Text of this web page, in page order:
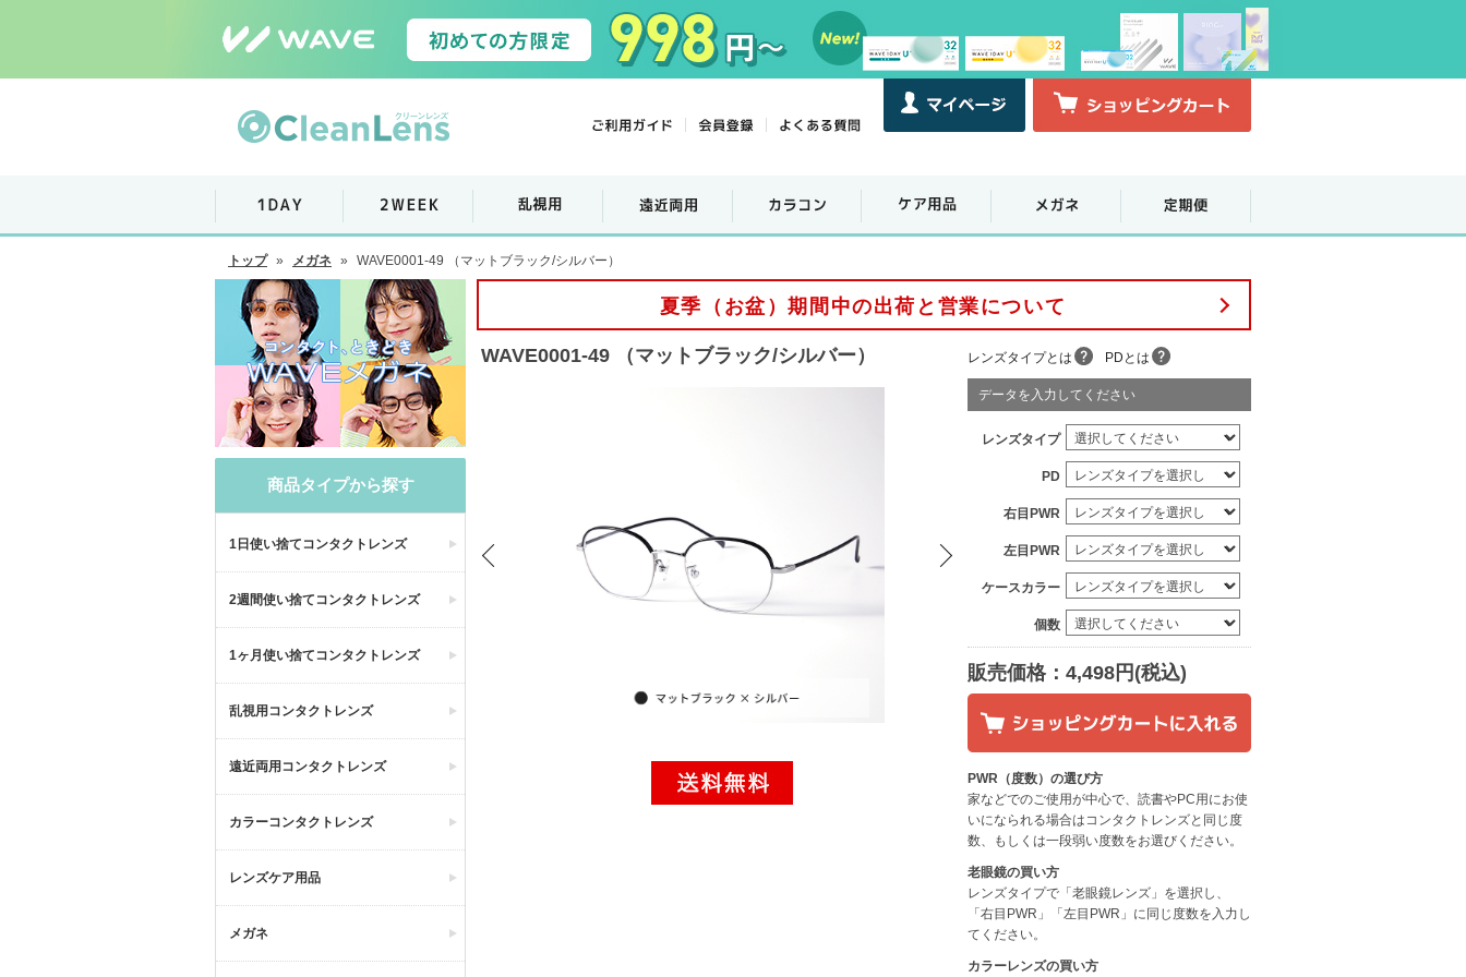
トップ » メガネ » WAVE0001-49 （マットブラック/シルバー）
商品タイプから探す
1日使い捨てコンタクトレンズ
2週間使い捨てコンタクトレンズ
1ヶ月使い捨てコンタクトレンズ
乱視用コンタクトレンズ
遠近両用コンタクトレンズ
カラーコンタクトレンズ
レンズケア用品
メガネ
夏季（お盆）期間中の出荷と営業について
WAVE0001-49 （マットブラック/シルバー） レンズタイプとは PDとは
データを入力してください
レンズタイプ
PD
右目PWR
左目PWR
ケースカラー
個数
販売価格：4,498円(税込)
PWR（度数）の選び方
家などでのご使用が中心で、読書やPC用にお使
いになられる場合はコンタクトレンズと同じ度
数、もしくは一段弱い度数をお選びください。
老眼鏡の買い方
レンズタイプで「老眼鏡レンズ」を選択し、
「右目PWR」「左目PWR」に同じ度数を入力し
てください。
カラーレンズの買い方